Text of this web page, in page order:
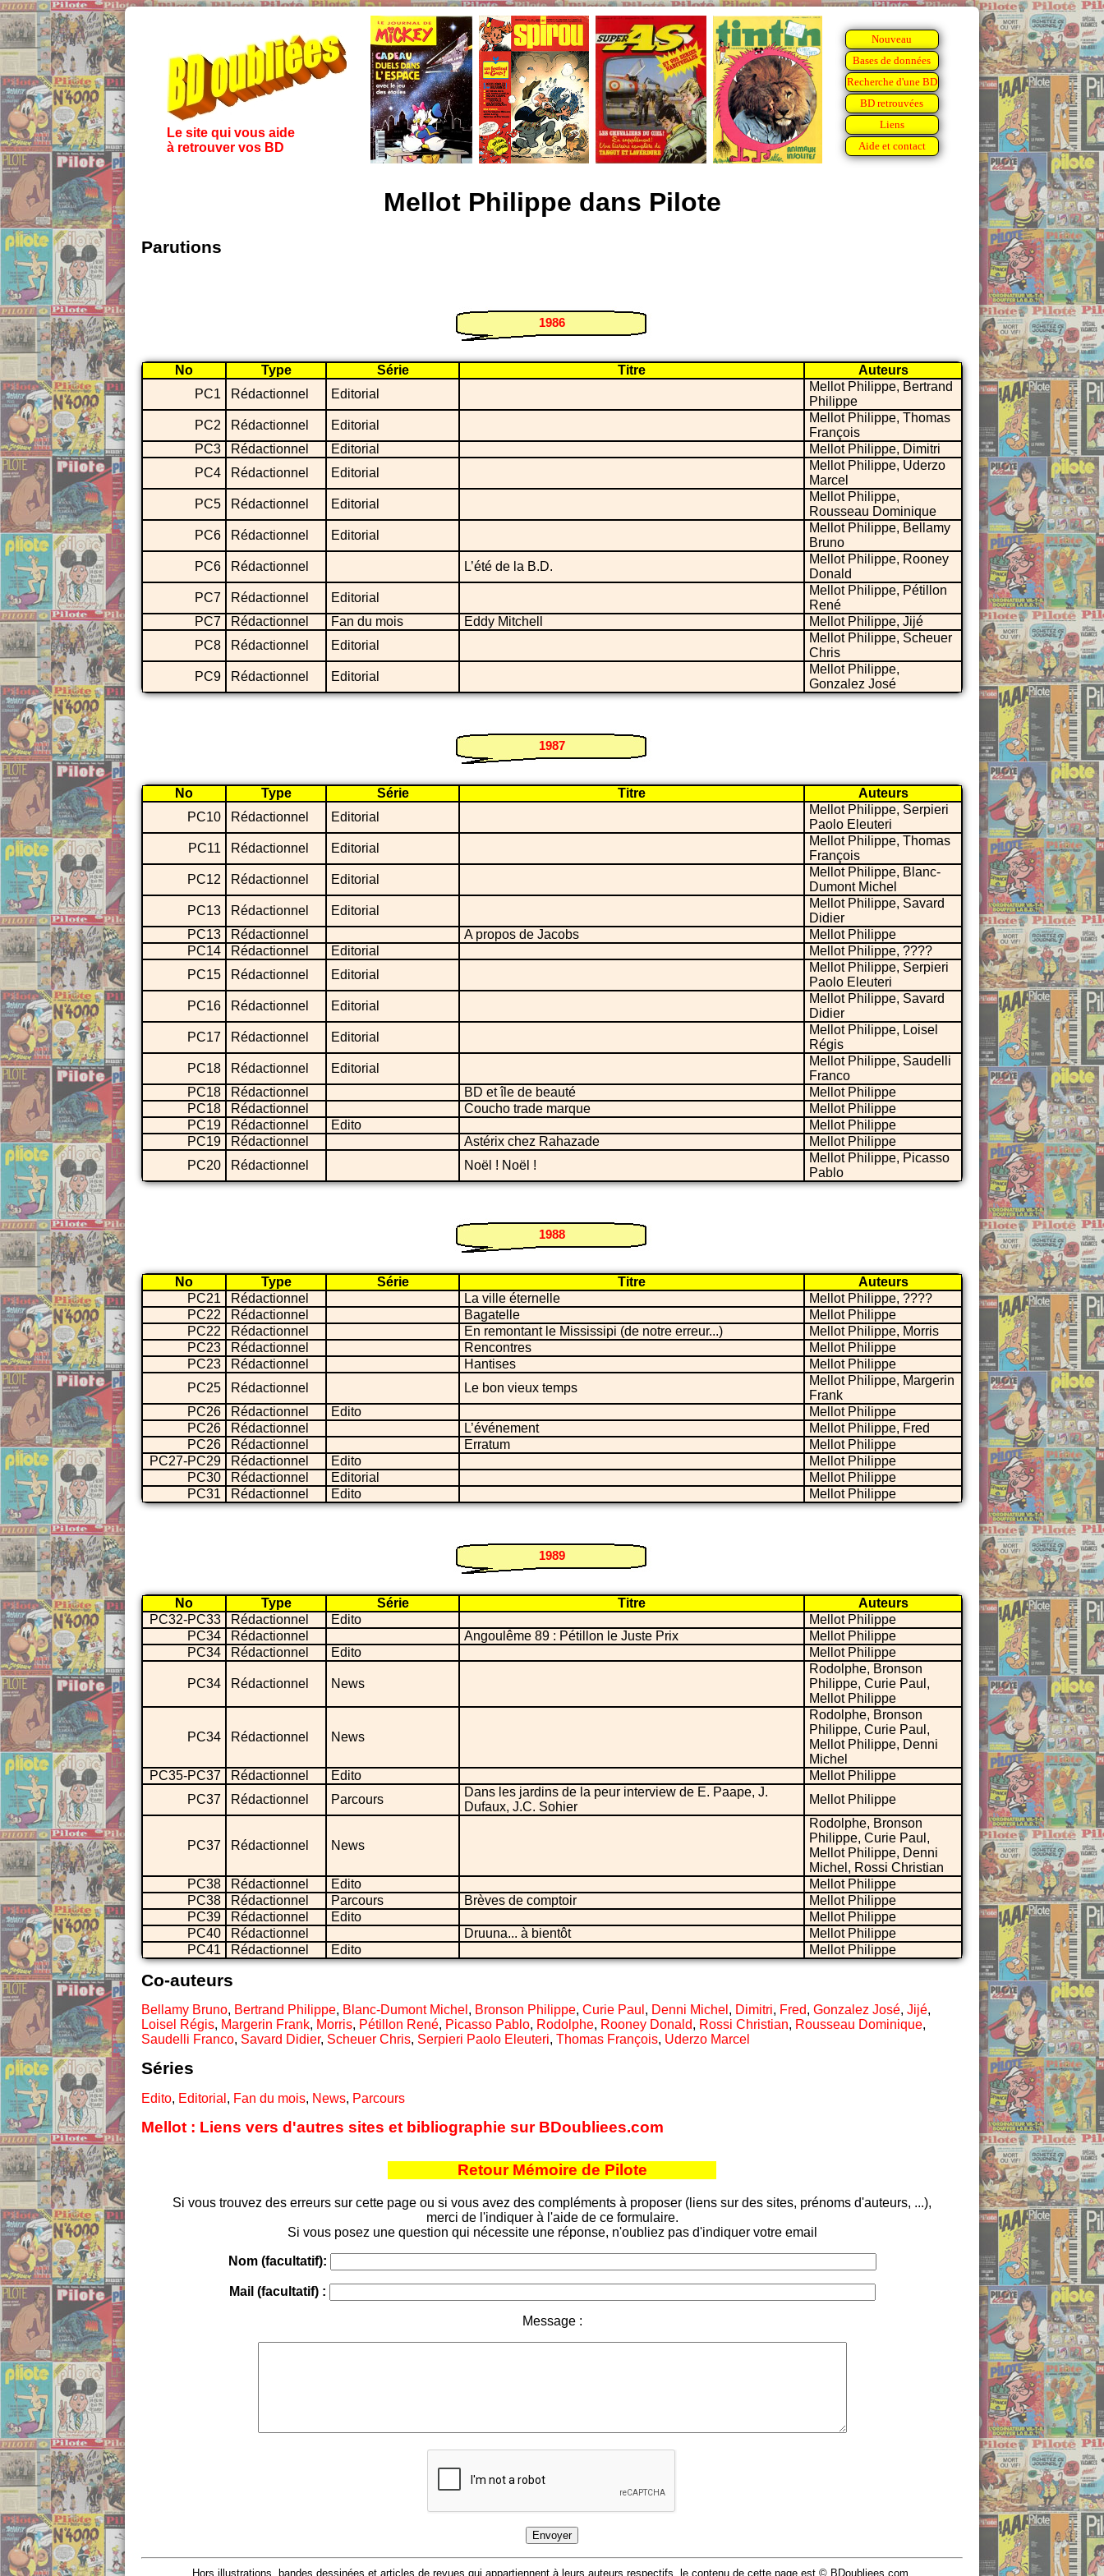
Le site qui vous aide
à retrouver vos BD
Nouveau
Bases de données
Recherche d'une BD
BD retrouvées
Liens
Aide et contact
Mellot Philippe dans Pilote
Parutions
1986
No Type Série Titre
Auteurs
PC1
Rédactionnel Editorial
Mellot Philippe, Bertrand
Philippe
PC2
Rédactionnel Editorial
Mellot Philippe, Thomas
François
PC3
Rédactionnel Editorial
Mellot Philippe, Dimitri
PC4
Rédactionnel Editorial
Mellot Philippe, Uderzo
Marcel
PC5
Rédactionnel Editorial
Mellot Philippe,
Rousseau Dominique
PC6
Rédactionnel Editorial
Mellot Philippe, Bellamy
Bruno
PC6
Rédactionnel L’été de la B.D.
Mellot Philippe, Rooney
Donald
PC7
Rédactionnel Editorial
Mellot Philippe, Pétillon
René
PC7
Rédactionnel Fan du mois Eddy Mitchell
Mellot Philippe, Jijé
PC8
Rédactionnel Editorial
Mellot Philippe, Scheuer
Chris
PC9
Rédactionnel Editorial
Mellot Philippe,
Gonzalez José
1987
No Type Série Titre
Auteurs
PC10
Rédactionnel Editorial
Mellot Philippe, Serpieri
Paolo Eleuteri
PC11
Rédactionnel Editorial
Mellot Philippe, Thomas
François
PC12
Rédactionnel Editorial
Mellot Philippe, Blanc-
Dumont Michel
PC13
Rédactionnel Editorial
Mellot Philippe, Savard
Didier
PC13
Rédactionnel A propos de Jacobs
Mellot Philippe
PC14
Rédactionnel Editorial
Mellot Philippe, ????
PC15
Rédactionnel Editorial
Mellot Philippe, Serpieri
Paolo Eleuteri
PC16
Rédactionnel Editorial
Mellot Philippe, Savard
Didier
PC17
Rédactionnel Editorial
Mellot Philippe, Loisel
Régis
PC18
Rédactionnel Editorial
Mellot Philippe, Saudelli
Franco
PC18
Rédactionnel BD et île de beauté
Mellot Philippe
PC18
Rédactionnel Coucho trade marque
Mellot Philippe
PC19
Rédactionnel Edito
Mellot Philippe
PC19
Rédactionnel Astérix chez Rahazade
Mellot Philippe
PC20
Rédactionnel Noël ! Noël !
Mellot Philippe, Picasso
Pablo
1988
No Type Série Titre
Auteurs
PC21
Rédactionnel La ville éternelle
Mellot Philippe, ????
PC22
Rédactionnel Bagatelle
Mellot Philippe
PC22
Rédactionnel En remontant le Mississipi (de notre erreur...)
Mellot Philippe, Morris
PC23
Rédactionnel Rencontres
Mellot Philippe
PC23
Rédactionnel Hantises
Mellot Philippe
PC25
Rédactionnel Le bon vieux temps
Mellot Philippe, Margerin
Frank
PC26
Rédactionnel Edito
Mellot Philippe
PC26
Rédactionnel L’événement
Mellot Philippe, Fred
PC26
Rédactionnel Erratum
Mellot Philippe
PC27-PC29
Rédactionnel Edito
Mellot Philippe
PC30
Rédactionnel Editorial
Mellot Philippe
PC31
Rédactionnel Edito Mellot Philippe
1989
No Type Série Titre
Auteurs
PC32-PC33
Rédactionnel Edito
Mellot Philippe
PC34
Rédactionnel Angoulême 89 : Pétillon le Juste Prix
Mellot Philippe
PC34
Rédactionnel Edito Mellot Philippe
PC34 Rédactionnel News
Rodolphe, Bronson
Philippe, Curie Paul,
Mellot Philippe
PC34 Rédactionnel News
Rodolphe, Bronson
Philippe, Curie Paul,
Mellot Philippe, Denni
Michel
PC35-PC37
Rédactionnel Edito
Mellot Philippe
PC37
Rédactionnel Parcours
Dans les jardins de la peur interview de E. Paape, J.
Dufaux, J.C. Sohier
Mellot Philippe
PC37 Rédactionnel News
Rodolphe, Bronson
Philippe, Curie Paul,
Mellot Philippe, Denni
Michel, Rossi Christian
PC38
Rédactionnel Edito
Mellot Philippe
PC38
Rédactionnel Parcours Brèves de comptoir
Mellot Philippe
PC39
Rédactionnel Edito
Mellot Philippe
PC40
Rédactionnel Druuna... à bientôt
Mellot Philippe
PC41
Rédactionnel Edito Mellot Philippe
Co-auteurs
Bellamy Bruno, Bertrand Philippe, Blanc-Dumont Michel , Bronson Philippe, Curie Paul , Denni Michel , Dimitri, Fred, Gonzalez José, Jijé,
Loisel Régis, Margerin Frank, Morris, Pétillon René, Picasso Pablo, Rodolphe, Rooney Donald, Rossi Christian, Rousseau Dominique,
Saudelli Franco, Savard Didier, Scheuer Chris, Serpieri Paolo Eleuteri, Thomas François, Uderzo Marcel
Séries
Edito, Editorial , Fan du mois, News, Parcours
Mellot : Liens vers d'autres sites et bibliographie sur BDoubliees.com
Retour Mémoire de Pilote
Si vous trouvez des erreurs sur cette page ou si vous avez des compléments à proposer (liens sur des sites, prénoms d'auteurs, ...),
merci de l'indiquer à l'aide de ce formulaire.
Si vous posez une question qui nécessite une réponse, n'oubliez pas d'indiquer votre email
Nom (facultatif):
Mail (facultatif) :
Message :
Hors illustrations, bandes dessinées et articles de revues qui appartiennent à leurs auteurs respectifs, le contenu de cette page est © BDoubliees.com.